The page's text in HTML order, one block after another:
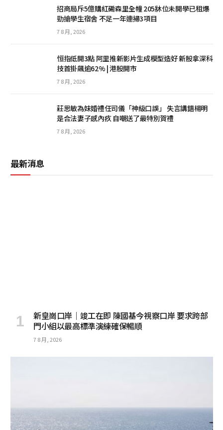
招商局斥5億購紅磡森里全幢 205牀位未開學已租爆
勁搶學生宿舍 不足一年連掃3項目
7 8 月, 2026
恒指低開3點 阿里推新影片生成模型造好 新股拿深科
技首掛飆逾62% | 港股開市
7 8 月, 2026
莊思敏為妹婚禮任司儀「神級口誤」 失言講錯楊明
是合法妻子感內疚 自嘲送了最特別賀禮
7 8 月, 2026
最新消息
新皇崗口岸｜竣工在即 陳國基今視察口岸 要求跨部
門小組以最高標準演練確保暢順
7 8 月, 2026